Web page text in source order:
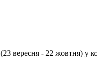
(23 вересня - 22 жовтня) у